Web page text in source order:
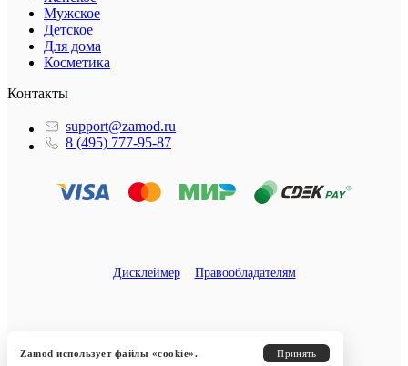
Мужское
Детское
Для дома
Косметика
Контакты
support@zamod.ru
8 (495) 777-95-87
Дисклеймер Правообладателям
Zamod использует файлы «cookie».
Принять